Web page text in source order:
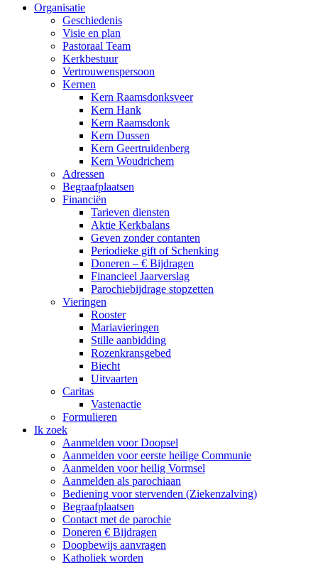
Organisatie
Geschiedenis
Visie en plan
Pastoraal Team
Kerkbestuur
Vertrouwenspersoon
Kernen
Kern Raamsdonksveer
Kern Hank
Kern Raamsdonk
Kern Dussen
Kern Geertruidenberg
Kern Woudrichem
Adressen
Begraafplaatsen
Financiën
Tarieven diensten
Aktie Kerkbalans
Geven zonder contanten
Periodieke gift of Schenking
Doneren – € Bijdragen
Financieel Jaarverslag
Parochiebijdrage stopzetten
Vieringen
Rooster
Mariavieringen
Stille aanbidding
Rozenkransgebed
Biecht
Uitvaarten
Caritas
Vastenactie
Formulieren
Ik zoek
Aanmelden voor Doopsel
Aanmelden voor eerste heilige Communie
Aanmelden voor heilig Vormsel
Aanmelden als parochiaan
Bediening voor stervenden (Ziekenzalving)
Begraafplaatsen
Contact met de parochie
Doneren € Bijdragen
Doopbewijs aanvragen
Katholiek worden